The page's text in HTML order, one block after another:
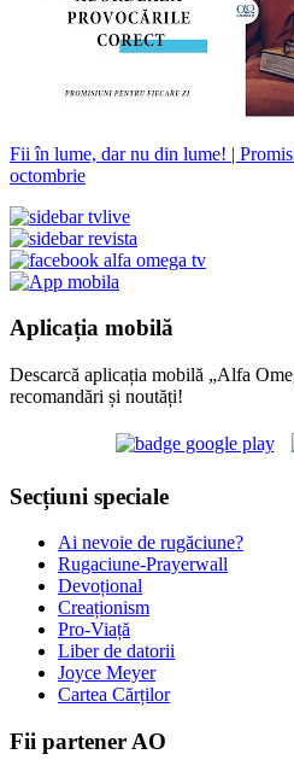
Fii în lume, dar nu din lume! |
octombrie
Aplicația mobilă
Descarcă aplicația mobilă „Alfa
recomandări și noutăți!
Secțiuni speciale
Ai nevoie de rugăciune?
Rugaciune-Prayerwall
Devoțional
Creaționism
Pro-Viață
Liber de datorii
Joyce Meyer
Cartea Cărților
Fii partener AO